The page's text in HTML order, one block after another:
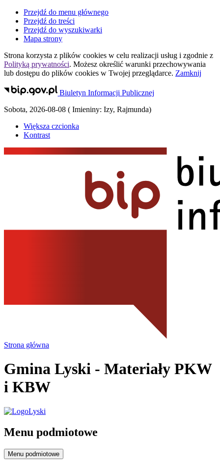
Przejdź do menu głównego
Przejdź do treści
Przejdź do wyszukiwarki
Mapa strony
Strona korzysta z plików cookies w celu realizacji usług i zgodnie z
Polityką prywatności. Możesz określić warunki przechowywania
lub dostępu do plików cookies w Twojej przeglądarce. Zamknij
Biuletyn Informacji Publicznej
Sobota, 2026-08-08 ( Imieniny: Izy, Rajmunda)
Większa czcionka
Kontrast
Strona główna
Gmina Lyski - Materiały PKW
i KBW
Menu podmiotowe
Menu podmiotowe